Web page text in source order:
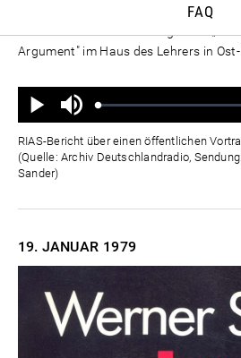
FAQ
von der Militärpolitischen Hochschule
Argument" im Haus des Lehrers in Ost-
Wiedergabe
Ton
aus
Geladen:
Status:
RIAS-Bericht über einen öffentlichen
(Quelle: Archiv Deutschlandradio,
Sander)
19. JANUAR 1979